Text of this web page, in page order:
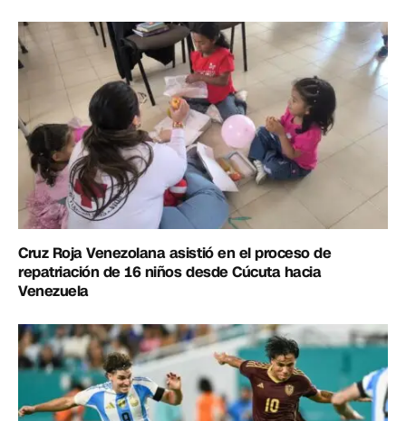
Cruz Roja Venezolana asistió en el proceso de
repatriación de 16 niños desde Cúcuta hacia
Venezuela